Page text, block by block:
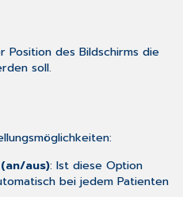
des Bildschirms die
soll.
aus): Ist diese Option
bei jedem Patienten